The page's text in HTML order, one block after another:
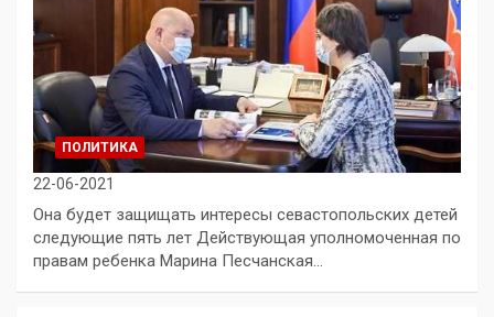
ПОЛИТИКА
22-06-2021
Она будет защищать интересы севастопольских детей
следующие пять лет Действующая уполномоченная по
правам ребенка Марина Песчанская…